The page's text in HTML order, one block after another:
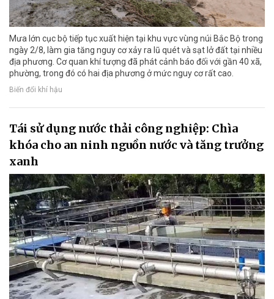
Mưa lớn cục bộ tiếp tục xuất hiện tại khu vực vùng núi Bắc Bộ trong
ngày 2/8, làm gia tăng nguy cơ xảy ra lũ quét và sạt lở đất tại nhiều
địa phương. Cơ quan khí tượng đã phát cảnh báo đối với gần 40 xã,
phường, trong đó có hai địa phương ở mức nguy cơ rất cao.
Biến đổi khí hậu
Tái sử dụng nước thải công nghiệp: Chìa
khóa cho an ninh nguồn nước và tăng trưởng
xanh